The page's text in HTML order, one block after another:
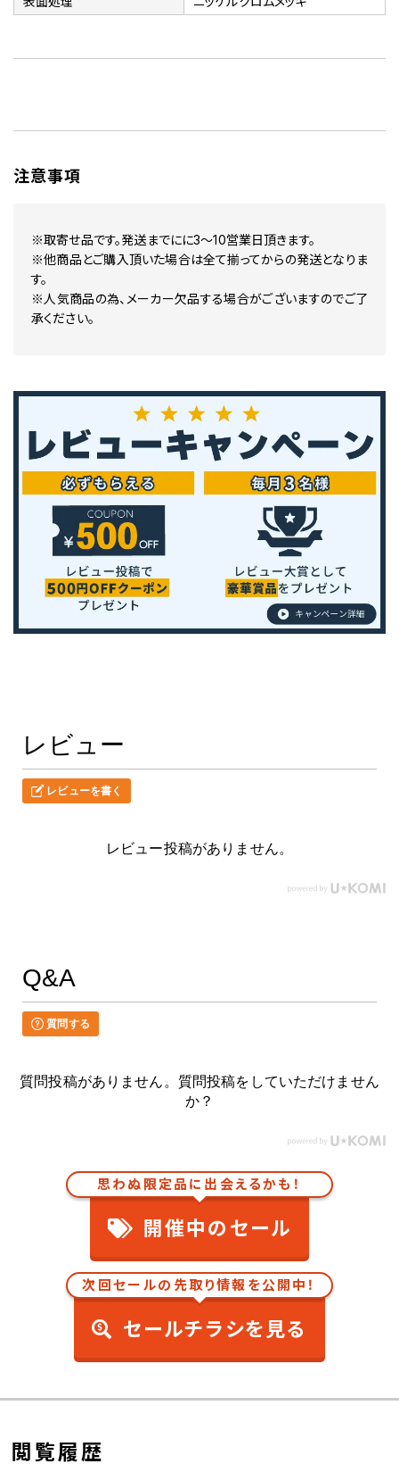
注意事項
※取寄せ品です。発送までにに3～10営業日頂きます。
※他商品とご購入頂いた場合は全て揃ってからの発送となりま
す。
※人気商品の為、メーカー欠品する場合がございますのでご了
承ください。
レビュー
レビューを書く
レビュー投稿がありません。
Q&A
質問する
質問投稿がありません。質問投稿をしていただけません
か？
思わぬ限定品に出会えるかも！
開催中のセール
次回セールの先取り情報を公開中！
セールチラシを見る
閲覧履歴